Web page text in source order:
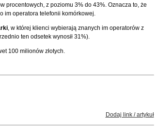
procentowych, z poziomu 3% do 43%. Oznacza to, że
im operatora telefonii komórkowej.
, w której klienci wybierają znanych im operatorów z
ten odsetek wynosił 31%).
100 milionów złotych.
Dodaj link / artykuł